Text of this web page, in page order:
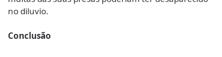
no diluvio.
Conclusão